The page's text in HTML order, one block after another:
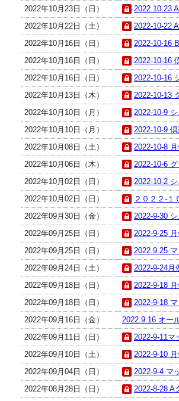
2022年10月23日（日）
2022.10.23
2022年10月22日（土）
2022-10-22
2022年10月16日（日）
2022-10-16
2022年10月16日（日）
2022-10-16
2022年10月16日（日）
2022-10-16
2022年10月13日（木）
2022-10-13
2022年10月10日（月）
2022-10-9
2022年10月10日（月）
2022-10-9
2022年10月08日（土）
2022-10-8
2022年10月06日（木）
2022-10-6
2022年10月02日（日）
2022-10-2
2022年10月02日（日）
２０２２-１
2022年09月30日（金）
2022-9-30
2022年09月25日（日）
2022-9-25
2022年09月25日（日）
2022.9.25
2022年09月24日（土）
2022-9-24月
2022年09月18日（日）
2022-9-18
2022年09月18日（日）
2022-9-18
2022年09月16日（金）
2022.9.16 オー
2022年09月11日（日）
2022-9-11マ
2022年09月10日（土）
2022-9-10
2022年09月04日（日）
2022-9-4 マ
2022年08月28日（日）
2022-8-28 A